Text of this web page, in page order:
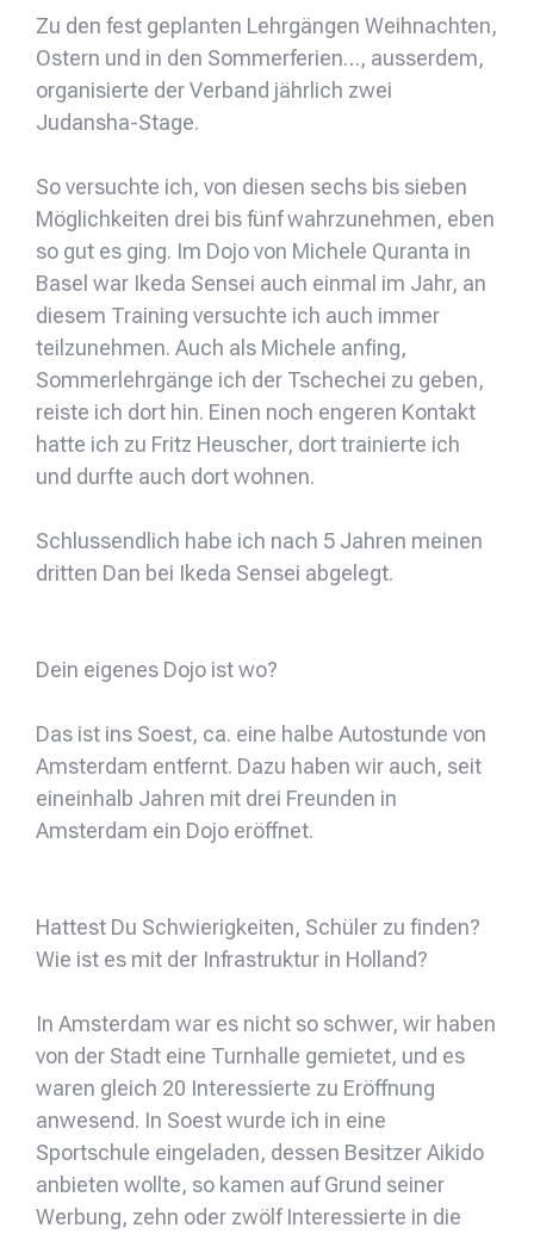
Zu den fest geplanten Lehrgängen Weihnachten,
Ostern und in den Sommerferien…, ausserdem,
organisierte der Verband jährlich zwei
Judansha-Stage.
So versuchte ich, von diesen sechs bis sieben
Möglichkeiten drei bis fünf wahrzunehmen, eben
so gut es ging. Im Dojo von Michele Quranta in
Basel war Ikeda Sensei auch einmal im Jahr, an
diesem Training versuchte ich auch immer
teilzunehmen. Auch als Michele anfing,
Sommerlehrgänge ich der Tschechei zu geben,
reiste ich dort hin. Einen noch engeren Kontakt
hatte ich zu Fritz Heuscher, dort trainierte ich
und durfte auch dort wohnen.
Schlussendlich habe ich nach 5 Jahren meinen
dritten Dan bei Ikeda Sensei abgelegt.
Dein eigenes Dojo ist wo?
Das ist ins Soest, ca. eine halbe Autostunde von
Amsterdam entfernt. Dazu haben wir auch, seit
eineinhalb Jahren mit drei Freunden in
Amsterdam ein Dojo eröffnet.
Hattest Du Schwierigkeiten, Schüler zu finden?
Wie ist es mit der Infrastruktur in Holland?
In Amsterdam war es nicht so schwer, wir haben
von der Stadt eine Turnhalle gemietet, und es
waren gleich 20 Interessierte zu Eröffnung
anwesend. In Soest wurde ich in eine
Sportschule eingeladen, dessen Besitzer Aikido
anbieten wollte, so kamen auf Grund seiner
Werbung, zehn oder zwölf Interessierte in die